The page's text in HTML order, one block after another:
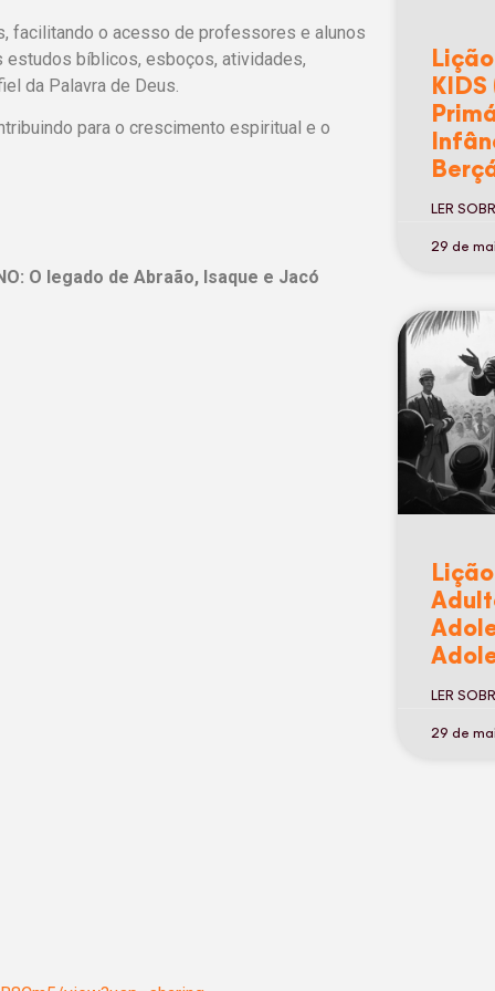
facilitando o acesso de professores e alunos
estudos bíblicos, esboços, atividades,
da Palavra de Deus.
para o crescimento espiritual e o
O legado de Abraão, Isaque e Jacó
LER
29 de
LER
29 de